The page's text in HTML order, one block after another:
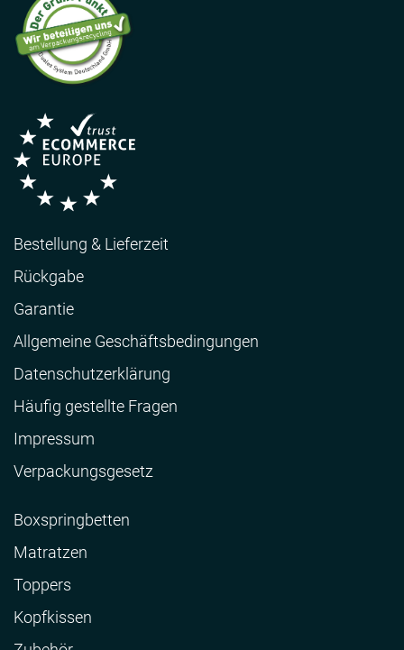
Bestellung & Lieferzeit
Rückgabe
Garantie
Allgemeine Geschäftsbedingungen
Datenschutzerklärung
Häufig gestellte Fragen
Impressum
Verpackungsgesetz
Boxspringbetten
Matratzen
Toppers
Kopfkissen